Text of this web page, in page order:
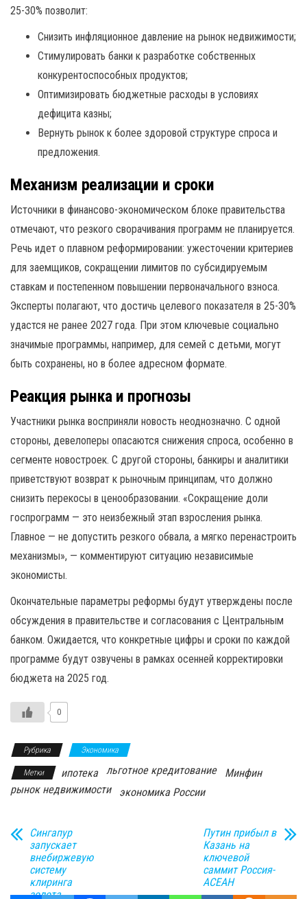
25-30% позволит:
Снизить инфляционное давление на рынок недвижимости;
Стимулировать банки к разработке собственных
конкурентоспособных продуктов;
Оптимизировать бюджетные расходы в условиях
дефицита казны;
Вернуть рынок к более здоровой структуре спроса и
предложения.
Механизм реализации и сроки
Источники в финансово-экономическом блоке правительства
отмечают, что резкого сворачивания программ не планируется.
Речь идет о плавном реформировании: ужесточении критериев
для заемщиков, сокращении лимитов по субсидируемым
ставкам и постепенном повышении первоначального взноса.
Эксперты полагают, что достичь целевого показателя в 25-30%
удастся не ранее 2027 года. При этом ключевые социально
значимые программы, например, для семей с детьми, могут
быть сохранены, но в более адресном формате.
Реакция рынка и прогнозы
Участники рынка восприняли новость неоднозначно. С одной
стороны, девелоперы опасаются снижения спроса, особенно в
сегменте новостроек. С другой стороны, банкиры и аналитики
приветствуют возврат к рыночным принципам, что должно
снизить перекосы в ценообразовании. «Сокращение доли
госпрограмм — это неизбежный этап взросления рынка.
Главное — не допустить резкого обвала, а мягко перенастроить
механизмы», — комментируют ситуацию независимые
экономисты.
Окончательные параметры реформы будут утверждены после
обсуждения в правительстве и согласования с Центральным
банком. Ожидается, что конкретные цифры и сроки по каждой
программе будут озвучены в рамках осенней корректировки
бюджета на 2025 год.
0
Рубрика Экономика
Метки ипотека льготное кредитование
Минфин
рынок недвижимости
экономика России
Сингапур
запускает
внебиржевую
систему
клиринга
золота
Путин прибыл в
Казань на
ключевой
саммит Россия-
АСЕАН